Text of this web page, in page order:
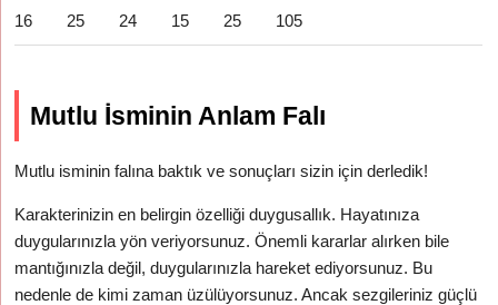
16 25 24 15 25 105
Mutlu İsminin Anlam Falı
Mutlu isminin falına baktık ve sonuçları sizin için derledik!
Karakterinizin en belirgin özelliği duygusallık. Hayatınıza
duygularınızla yön veriyorsunuz. Önemli kararlar alırken bile
mantığınızla değil, duygularınızla hareket ediyorsunuz. Bu
nedenle de kimi zaman üzülüyorsunuz. Ancak sezgileriniz güçlü